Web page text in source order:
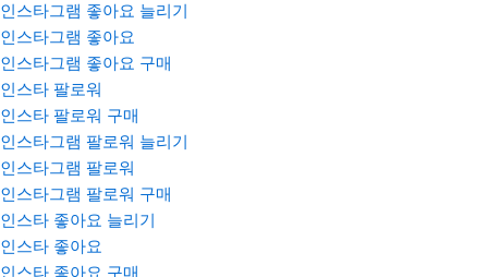
인스타그램 좋아요 늘리기
인스타그램 좋아요
인스타그램 좋아요 구매
인스타 팔로워
인스타 팔로워 구매
인스타그램 팔로워 늘리기
인스타그램 팔로워
인스타그램 팔로워 구매
인스타 좋아요 늘리기
인스타 좋아요
인스타 좋아요 구매